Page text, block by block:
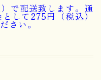
！極上フレッシュバ
リームを巻き上げた
で配送致します。通
して275円（税込）
さい。